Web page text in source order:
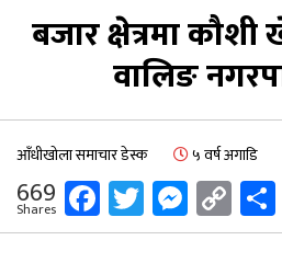
बजार क्षेत्रमा कौशी
वालिङ
आँधीखोला समाचार डेस्क ५ वर्ष अगाडि
669
Shares Facebook
TwitterCopy